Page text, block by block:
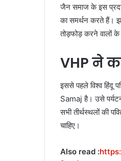
जैन समाज के इस
का समर्थन करते हैं।
तोड़फोड़ करने वालों
VHP ने
इससे पहले विश्व हिंदू
Samaj है। उसे
सभी तीर्थस्थलों की
चाहिए।
Also read :